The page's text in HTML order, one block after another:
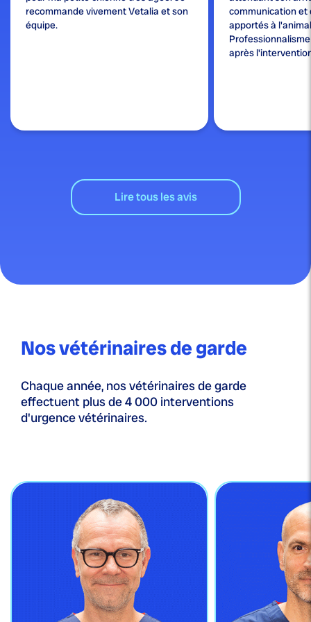
recommande vivement Vetalia et son
équipe.
communication et
apportés à
après
Lire tous les avis
Nos vétérinaires de garde
Chaque année, nos vétérinaires de garde
effectuent plus de 4 000 interventions
d'urgence vétérinaires.